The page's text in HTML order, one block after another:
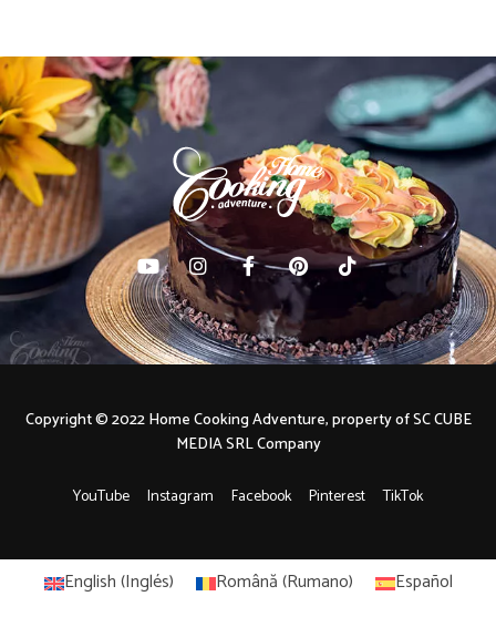
YouTube Instagram Facebook Pinterest TikTok
Copyright © 2022 Home Cooking Adventure, property of SC CUBE
MEDIA SRL Company
English(Inglés) Română(Rumano) Español